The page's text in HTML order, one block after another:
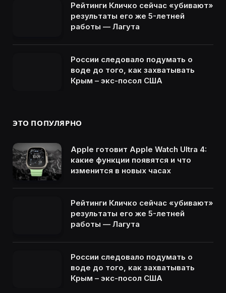
Рейтинги Кличко сейчас «убивают»
результаты его же 5-летней
работы — Лагута
России следовало подумать о
воде до того, как захватывать
Крым – экс-посол США
ЭТО ПОПУЛЯРНО
Apple готовит Apple Watch Ultra 4:
какие функции появятся и что
изменится в новых часах
Рейтинги Кличко сейчас «убивают»
результаты его же 5-летней
работы — Лагута
России следовало подумать о
воде до того, как захватывать
Крым – экс-посол США